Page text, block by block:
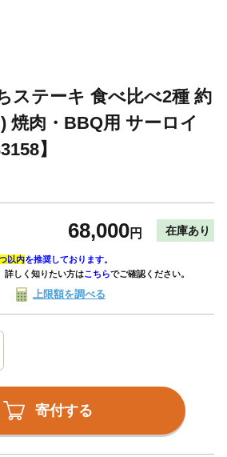
ステーキ 食べ比べ2種 約
焼肉・BBQ用 サーロイ
】
68,000円 在庫あり
以内を推奨しております。
詳しく知りたい方はこちらでご確認ください。
上限額を調べる
寄付する